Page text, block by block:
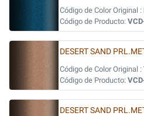
Código de Color Original :
Código de Producto:
DESERT SAND
Código de Color Original :
Código de Producto:
DESERT SAND